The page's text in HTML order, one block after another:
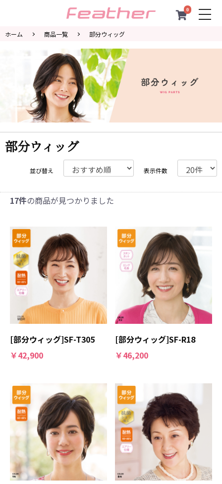
0
ホーム 商品一覧 部分ウィッグ
部分ウィッグ
並び替え 表示件数
17件の商品が見つかりました
[部分ウィッグ]SF-T305
￥42,900
[部分ウィッグ]SF-R18
￥46,200